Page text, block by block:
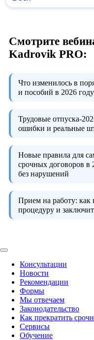
Смотрите
Kadrovik PRO:
Что изменилось в
и пособий в 2026 году
Трудовые отпуска-
ошибки и реальные
Новые правила для
срочных договоров в
без нарушений
Прием на работу: как
процедуру и
Консультации
Новости
Рекомендации
Формы
Мы отвечаем
Законодательство
Как прекратить
Сервисы
Обучение